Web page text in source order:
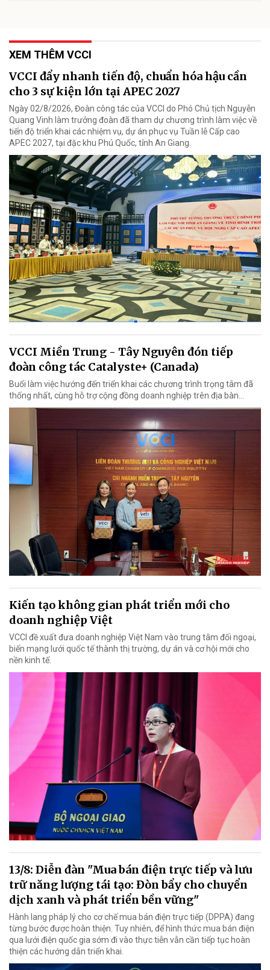
XEM THÊM VCCI
VCCI đẩy nhanh tiến độ, chuẩn hóa hậu cần
cho 3 sự kiện lớn tại APEC 2027
Ngày 02/8/2026, Đoàn công tác của VCCI do Phó Chủ tịch Nguyễn
Quang Vinh làm trưởng đoàn đã tham dự chương trình làm việc về
tiến độ triển khai các nhiệm vụ, dự án phục vụ Tuần lễ Cấp cao
APEC 2027, tại đặc khu Phú Quốc, tỉnh An Giang.
VCCI Miền Trung - Tây Nguyên đón tiếp
đoàn công tác Catalyste+ (Canada)
Buổi làm việc hướng đến triển khai các chương trình trọng tâm đã
thống nhất, cùng hỗ trợ cộng đồng doanh nghiệp trên địa bàn...
Kiến tạo không gian phát triển mới cho
doanh nghiệp Việt
VCCI đề xuất đưa doanh nghiệp Việt Nam vào trung tâm đối ngoại,
biến mạng lưới quốc tế thành thị trường, dự án và cơ hội mới cho
nền kinh tế.
13/8: Diễn đàn "Mua bán điện trực tiếp và lưu
trữ năng lượng tái tạo: Đòn bẩy cho chuyển
dịch xanh và phát triển bền vững"
Hành lang pháp lý cho cơ chế mua bán điện trực tiếp (DPPA) đang
từng bước được hoàn thiện. Tuy nhiên, để hình thức mua bán điện
qua lưới điện quốc gia sớm đi vào thực tiễn vẫn cần tiếp tục hoàn
thiện các hướng dẫn triển khai.